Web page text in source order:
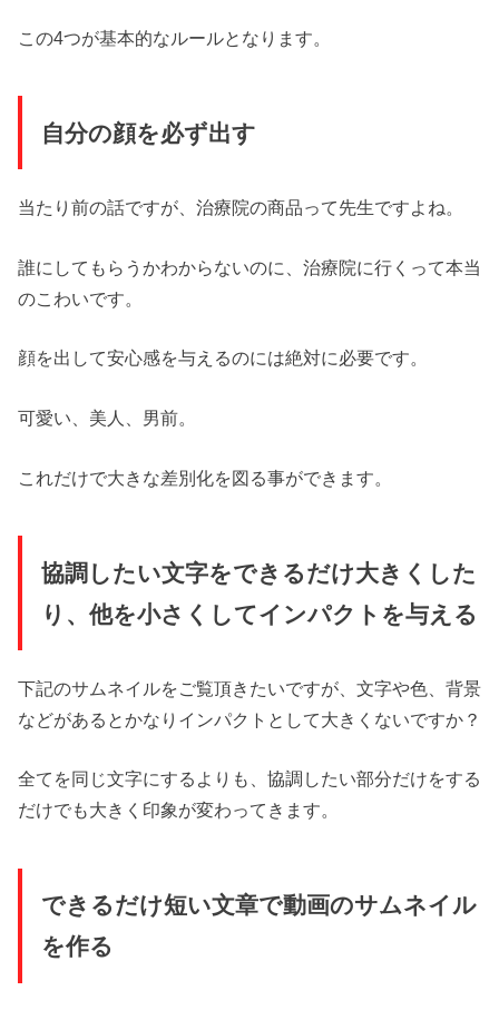
この4つが基本的なルールとなります。
自分の顔を必ず出す
当たり前の話ですが、治療院の商品って先生ですよね。
誰にしてもらうかわからないのに、治療院に行くって本当
のこわいです。
顔を出して安心感を与えるのには絶対に必要です。
可愛い、美人、男前。
これだけで大きな差別化を図る事ができます。
協調したい文字をできるだけ大きくした
り、他を小さくしてインパクトを与える
下記のサムネイルをご覧頂きたいですが、文字や色、背景
などがあるとかなりインパクトとして大きくないですか？
全てを同じ文字にするよりも、協調したい部分だけをする
だけでも大きく印象が変わってきます。
できるだけ短い文章で動画のサムネイル
を作る